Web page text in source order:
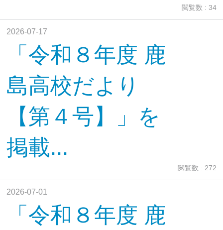
閲覧数 : 34
2026-07-17
「令和８年度 鹿
島高校だより
【第４号】」を
掲載...
閲覧数 : 272
2026-07-01
「令和８年度 鹿